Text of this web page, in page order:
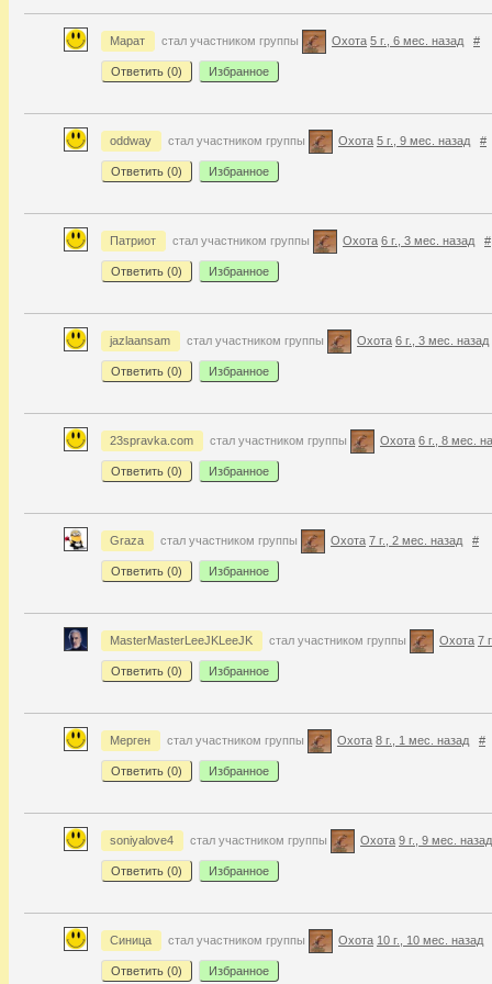
Марат стал участником группы Охота 5 г., 6 мес. назад #
Ответить (0) Избранное
oddway стал участником группы Охота 5 г., 9 мес. назад #
Ответить (0) Избранное
Патриот стал участником группы Охота 6 г., 3 мес. назад #
Ответить (0) Избранное
jazlaansam стал участником группы Охота 6 г., 3 мес. назад
Ответить (0) Избранное
23spravka.com стал участником группы Охота 6 г., 8 мес.
Ответить (0) Избранное
Graza стал участником группы Охота 7 г., 2 мес. назад #
Ответить (0) Избранное
MasterMasterLeeJKLeeJK стал участником группы Охота 7
Ответить (0) Избранное
Мерген стал участником группы Охота 8 г., 1 мес. назад #
Ответить (0) Избранное
soniyalove4 стал участником группы Охота 9 г., 9 мес. назад
Ответить (0) Избранное
Синица стал участником группы Охота 10 г., 10 мес. назад
Ответить (0) Избранное